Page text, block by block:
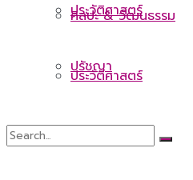
ศิลปะ & วัฒนธรรม
ประวัติศาสตร์
ประวัติศาสตร์
ปรัชญา